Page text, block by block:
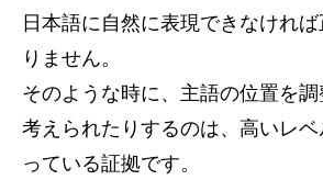
日本語に自然に表現できなけれ
りません。
そのような時に、主語の位置を
考えられたりするのは、高いレ
っている証拠です。